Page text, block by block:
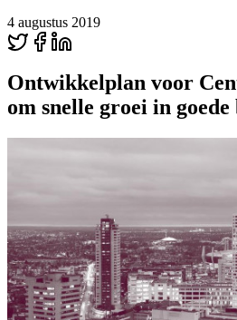
4 augustus 2019
Ontwikkelplan voor
om snelle groei in